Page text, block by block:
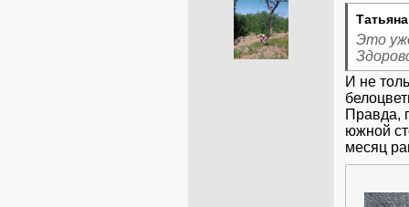
Это
И не
Правда,
южной
месяц